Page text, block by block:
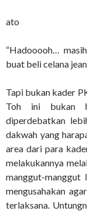
ato
“Hadooooh…
buat beli celana
Tapi bukan kader
Toh ini bukan
diperdebatkan
dakwah yang
area dari para
melakukannya
manggut-
mengusahakan
terlaksana.